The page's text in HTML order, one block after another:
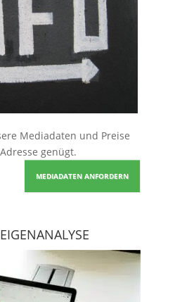
Mediadaten und Preise
genügt.
MEDIADATEN ANFORDERN